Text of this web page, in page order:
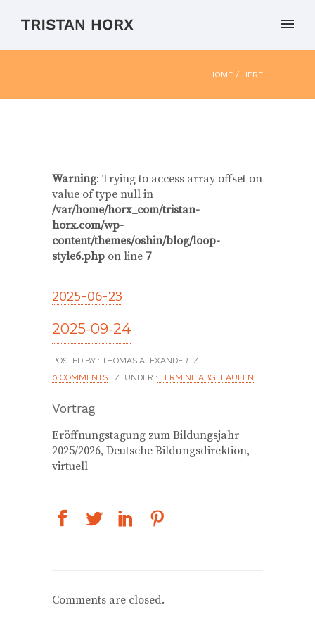
HOME / HERE
Warning: Trying to access array offset on
value of type null in
/var/home/horx_com/tristan-
horx.com/wp-
content/themes/oshin/blog/loop-
style6.php on line 7
2025-06-23
2025-09-24
POSTED BY : THOMAS ALEXANDER /
0 COMMENTS
/ UNDER : TERMINE ABGELAUFEN
Vortrag
Eröffnungstagung zum Bildungsjahr
2025/2026, Deutsche Bildungsdirektion,
virtuell
Comments are closed.